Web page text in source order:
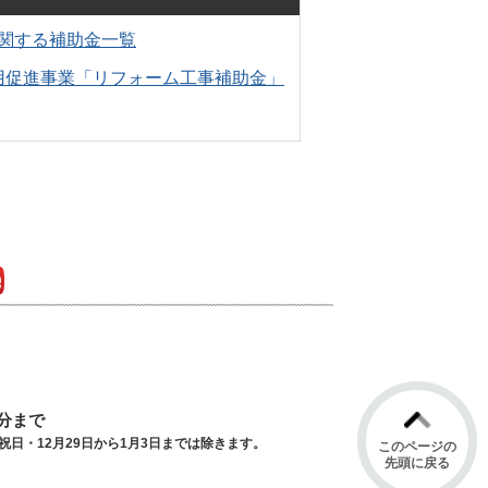
する補助金一覧
進事業「リフォーム工事補助金」
まで
・12月29日から1月3日までは除きます。
このページの
先頭に戻る